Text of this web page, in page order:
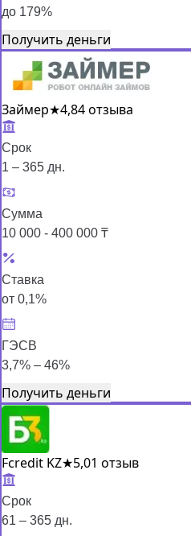
до 179%
Получить деньги
Займер★4,84 отзыва
Срок
1 – 365 дн.
Сумма
10 000 - 400 000 ₸
Ставка
от 0,1%
ГЭСВ
3,7% – 46%
Получить деньги
Fcredit KZ★5,01 отзыв
Срок
61 – 365 дн.